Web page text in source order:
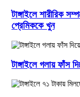
টাঙ্গাইলে শারীরিক
প্রেমিককে খুন
টাঙ্গাইলে গলায় ফাঁস